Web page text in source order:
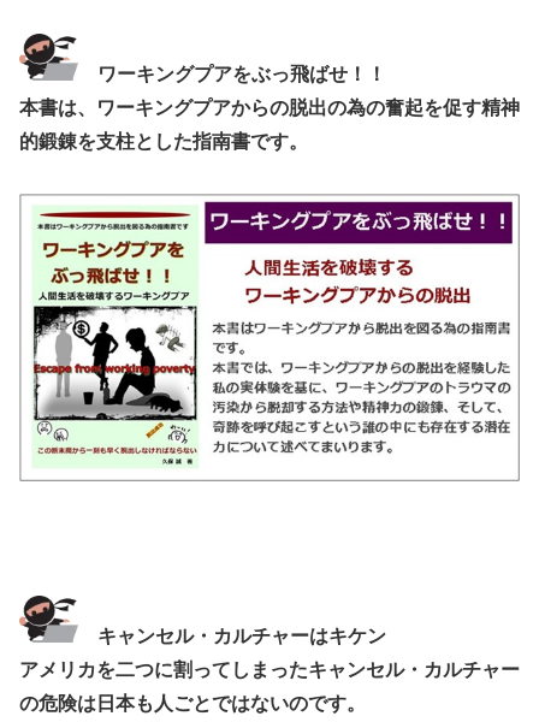
ワーキングプアをぶっ飛ばせ！！
本書は、ワーキングプアからの脱出の為の奮起を促す精神
的鍛錬を支柱とした指南書です。
キャンセル・カルチャーはキケン
アメリカを二つに割ってしまったキャンセル・カルチャー
の危険は日本も人ごとではないのです。